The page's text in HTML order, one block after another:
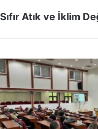
Sıfır Atık ve İklim